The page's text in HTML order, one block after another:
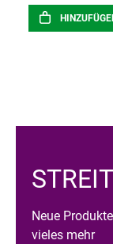
Neue
vieles mehr